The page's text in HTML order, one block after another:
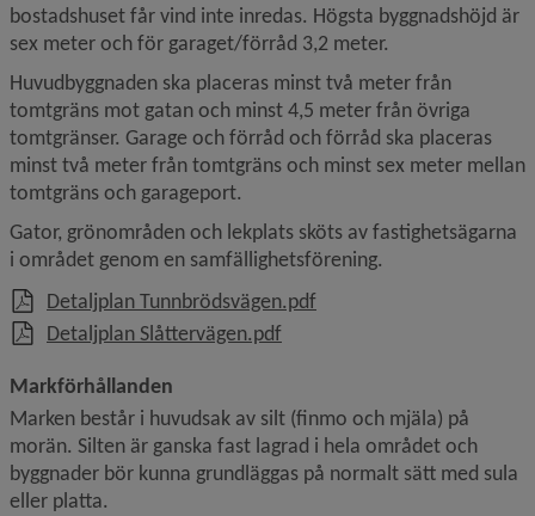
bostadshuset får vind inte inredas. Högsta byggnadshöjd är
sex meter och för garaget/förråd 3,2 meter.
Huvudbyggnaden ska placeras minst två meter från
tomtgräns mot gatan och minst 4,5 meter från övriga
tomtgränser. Garage och förråd och förråd ska placeras
minst två meter från tomtgräns och minst sex meter mellan
tomtgräns och garageport.
Gator, grönområden och lekplats sköts av fastighetsägarna
i området genom en samfällighetsförening.
Detaljplan Tunnbrödsvägen.pdf, 2.4 MB.
Detaljplan Slåttervägen.pdf, 865 kB.
Markförhållanden
Marken består i huvudsak av silt (finmo och mjäla) på
morän. Silten är ganska fast lagrad i hela området och
byggnader bör kunna grundläggas på normalt sätt med sula
eller platta.